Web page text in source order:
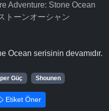
Adventure: Stone Ocean
トーンオーシャン
Ocean serisinin devamıdır.
Güç Shounen
Etiket Öner